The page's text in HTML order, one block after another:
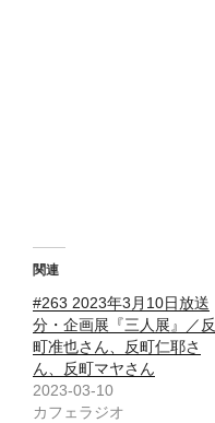
関連
#263 2023年3月10日放送
分・企画展『三人展』／反
町准也さん、反町仁耶さ
ん、反町マヤさん
2023-03-10
カフェラジオ